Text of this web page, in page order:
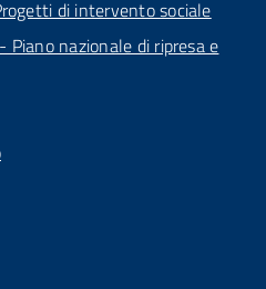
di intervento sociale
Piano nazionale di ripresa e